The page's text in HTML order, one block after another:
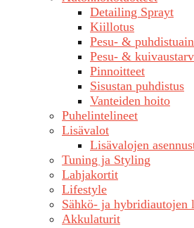
Detailing Sprayt
Kiillotus
Pesu- &
Pesu- &
Pinnoitteet
Sisustan puhdistus
Vanteiden hoito
Puhelintelineet
Lisävalot
Lisävalojen
Tuning ja Styling
Lahjakortit
Lifestyle
Sähkö- ja hybridiautojen
Akkulaturit